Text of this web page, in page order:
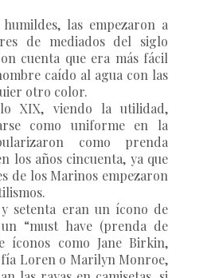
humildes, las empezaron a
de mediados del siglo
cuenta que era más fácil
caído al agua con las
otro color.
XIX, viendo la utilidad,
como uniforme en la
como prenda
los años cincuenta, ya que
de los Marinos empezaron
y setenta eran un ícono de
“must have (prenda de
íconos como Jane Birkin,
Loren o Marilyn Monroe,